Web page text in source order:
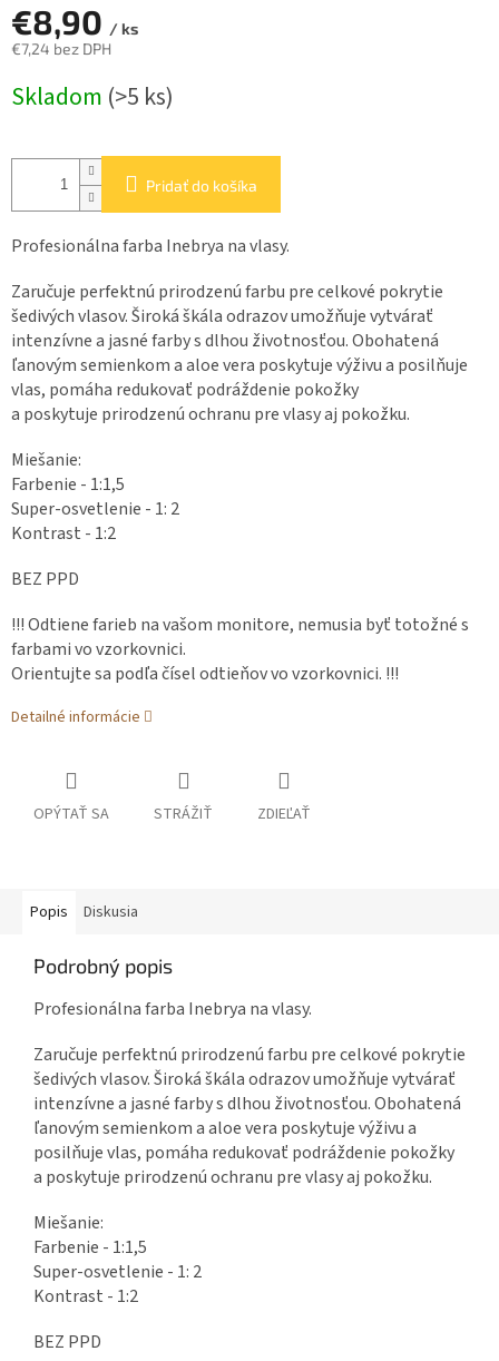
€8,90 / ks
€7,24 bez DPH
cena:
Skladom (>5 ks)
Pridať do košíka
Profesionálna farba Inebrya na vlasy.
Zaručuje perfektnú prirodzenú farbu pre celkové pokrytie
šedivých vlasov. Široká škála odrazov umožňuje vytvárať
intenzívne a jasné farby s dlhou životnosťou. Obohatená
ľanovým semienkom a aloe vera poskytuje výživu a posilňuje
vlas, pomáha redukovať podráždenie pokožky
a poskytuje prirodzenú ochranu pre vlasy aj pokožku.
Miešanie:
Farbenie - 1:1,5
Super-osvetlenie - 1: 2
Kontrast - 1:2
BEZ PPD
!!! Odtiene farieb na vašom monitore, nemusia byť totožné s
farbami vo vzorkovnici.
Orientujte sa podľa čísel odtieňov vo vzorkovnici. !!!
Detailné informácie
OPÝTAŤ SA STRÁŽIŤ ZDIEĽAŤ
Popis Diskusia
Podrobný popis
Profesionálna farba Inebrya na vlasy.
Zaručuje perfektnú prirodzenú farbu pre celkové pokrytie
šedivých vlasov. Široká škála odrazov umožňuje vytvárať
intenzívne a jasné farby s dlhou životnosťou. Obohatená
ľanovým semienkom a aloe vera poskytuje výživu a
posilňuje vlas, pomáha redukovať podráždenie pokožky
a poskytuje prirodzenú ochranu pre vlasy aj pokožku.
Miešanie:
Farbenie - 1:1,5
Super-osvetlenie - 1: 2
Kontrast - 1:2
BEZ PPD